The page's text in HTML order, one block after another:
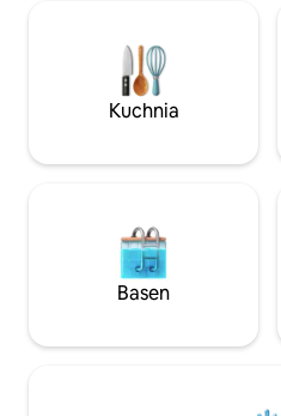
w którym można zwolnić
naładować baterie i poczuć się
Kuchnia
Basen